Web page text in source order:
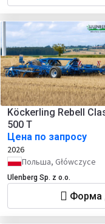
Köckerling Rebell
500 T
Цена по запросу
2026
Польша, Główczyce
Ulenberg Sp. z o.o.
Форма